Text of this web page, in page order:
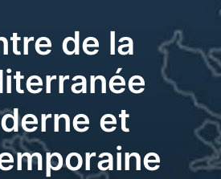
de la
et